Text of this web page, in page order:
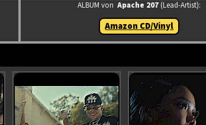
ALBUM von Apache 207 (Lead-Artist):
Amazon CD/Vinyl